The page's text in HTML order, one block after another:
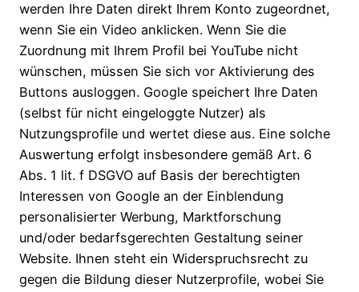
werden Ihre Daten direkt Ihrem Konto zugeordnet,
wenn Sie ein Video anklicken. Wenn Sie die
Zuordnung mit Ihrem Profil bei YouTube nicht
wünschen, müssen Sie sich vor Aktivierung des
Buttons ausloggen. Google speichert Ihre Daten
(selbst für nicht eingeloggte Nutzer) als
Nutzungsprofile und wertet diese aus. Eine solche
Auswertung erfolgt insbesondere gemäß Art. 6
Abs. 1 lit. f DSGVO auf Basis der berechtigten
Interessen von Google an der Einblendung
personalisierter Werbung, Marktforschung
und/oder bedarfsgerechten Gestaltung seiner
Website. Ihnen steht ein Widerspruchsrecht zu
gegen die Bildung dieser Nutzerprofile, wobei Sie